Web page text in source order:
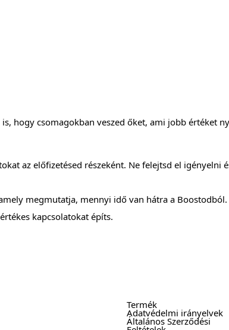
hogy csomagokban veszed őket, ami jobb értéket
az előfizetésed részeként. Ne felejtsd el igényelni
megmutatja, mennyi idő van hátra a Boostodból.
kapcsolatokat építs.
Termék
Adatvédelmi irányelvek
Általános Szerződési